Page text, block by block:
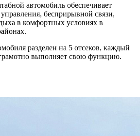
автомобиль обеспечивает
бесприрывной связи,
в комфортных условиях в
разделен на 5 отсеков, каждый
выполняет свою функцию.